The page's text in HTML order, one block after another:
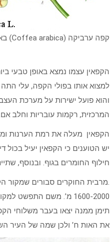
קפה ערביקה (Coffea arabica) באדיבות Wikipedia
למצוא אותו בפולי הקפה, עלי
והוא פועל ישירות על מערכת
המרכזית, רקמות עובריות וחלב אם.
הקפאין מעלה את רמת הערנות
יש הטוענים כי הקפאין יעיל
חילוף החומרים בגוף. ובנוסף,
1600-2000 מ’. משם
תימן ממנה יצאו בעבר משלוחי
את האות ח’ ולכן שמה של העיר